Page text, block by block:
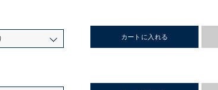
カートに入れる